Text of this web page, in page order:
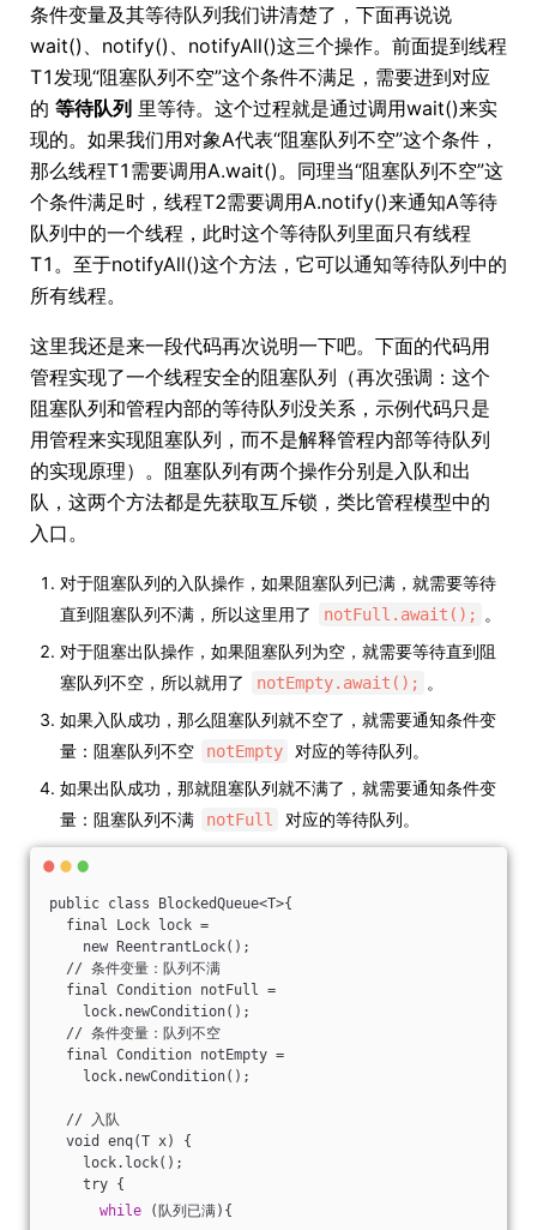
条件变量及其等待队列我们讲清楚了，下面再说说
wait()、notify()、notifyAll()这三个操作。前面提到线程
T1发现“阻塞队列不空”这个条件不满足，需要进到对应
的 等待队列 里等待。这个过程就是通过调用wait()来实
现的。如果我们用对象A代表“阻塞队列不空”这个条件，
那么线程T1需要调用A.wait()。同理当“阻塞队列不空”这
个条件满足时，线程T2需要调用A.notify()来通知A等待
队列中的一个线程，此时这个等待队列里面只有线程
T1。至于notifyAll()这个方法，它可以通知等待队列中的
所有线程。
这里我还是来一段代码再次说明一下吧。下面的代码用
管程实现了一个线程安全的阻塞队列（再次强调：这个
阻塞队列和管程内部的等待队列没关系，示例代码只是
用管程来实现阻塞队列，而不是解释管程内部等待队列
的实现原理）。阻塞队列有两个操作分别是入队和出
队，这两个方法都是先获取互斥锁，类比管程模型中的
入口。
对于阻塞队列的入队操作，如果阻塞队列已满，就需要等待
直到阻塞队列不满，所以这里用了
notFull.await();
。
对于阻塞出队操作，如果阻塞队列为空，就需要等待直到阻
塞队列不空，所以就用了
notEmpty.await();
。
如果入队成功，那么阻塞队列就不空了，就需要通知条件变
量：阻塞队列不空
notEmpty
对应的等待队列。
如果出队成功，那就阻塞队列就不满了，就需要通知条件变
量：阻塞队列不满
notFull 对应的等待队列。
public class BlockedQueue<T>{
final Lock lock =
new ReentrantLock();
// 条件变量：队列不满
final Condition notFull =
lock.newCondition();
// 条件变量：队列不空
final Condition notEmpty =
lock.newCondition();
// 入队
void enq(T x) {
lock.lock();
try {
while (队列已满){